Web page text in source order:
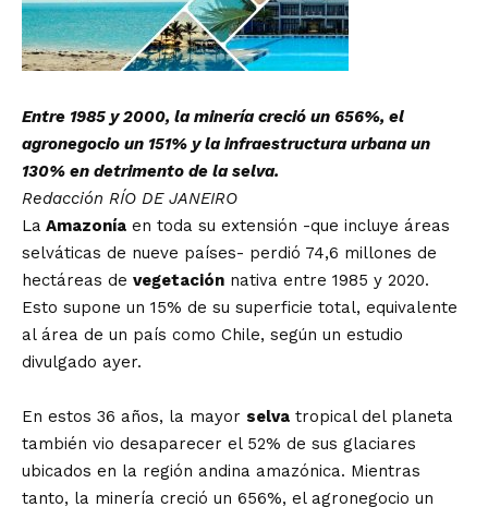
Entre 1985 y 2000, la minería creció un 656%, el
agronegocio un 151% y la infraestructura urbana un
130% en detrimento de la selva.
Redacción RÍO DE JANEIRO
La Amazonía en toda su extensión -que incluye áreas
selváticas de nueve países- perdió 74,6 millones de
hectáreas de vegetación nativa entre 1985 y 2020.
Esto supone un 15% de su superficie total, equivalente
al área de un país como Chile, según un estudio
divulgado ayer.
En estos 36 años, la mayor selva tropical del planeta
también vio desaparecer el 52% de sus glaciares
ubicados en la región andina amazónica. Mientras
tanto, la minería creció un 656%, el agronegocio un